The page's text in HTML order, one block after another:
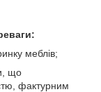
меблів;
що
фактурним